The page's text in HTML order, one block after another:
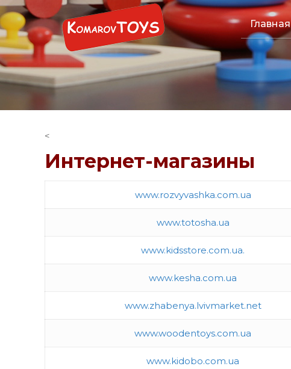
Главная
<
Интернет-магазины
www.rozvyvashka.com.ua
www.totosha.ua
www.kidsstore.com.ua.
www.kesha.com.ua
www.zhabenya.lvivmarket.net
www.woodentoys.com.ua
www.kidobo.com.ua